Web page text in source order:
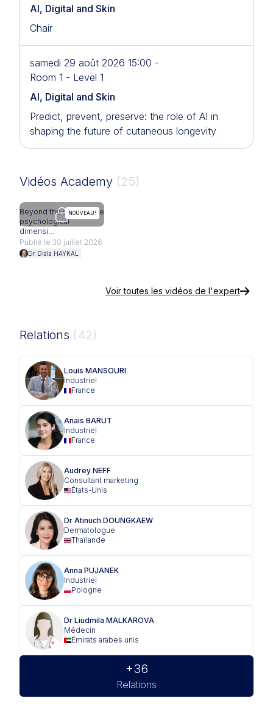
AI, Digital and Skin
Chair
samedi 29 août 2026 15:00 -
Room 1 - Level 1
AI, Digital and Skin
Predict, prevent, preserve: the role of AI in
shaping the future of cutaneous longevity
Vidéos Academy (25)
NOUVEAU!
L'accès est limité aux médecins
Beyond the surface: the
psychological
dimensi…
Publié le 30 juillet 2026
Dr Diala HAYKAL
Voir toutes les vidéos de l'expert
Relations (42)
Louis MANSOURI
Industriel
France
Anais BARUT
Industriel
France
Audrey NEFF
Consultant marketing
États-Unis
Dr Atinuch DOUNGKAEW
Dermatologue
Thaïlande
Anna PUJANEK
Industriel
Pologne
Dr Liudmila MALKAROVA
Médecin
Émirats arabes unis
+36
Relations